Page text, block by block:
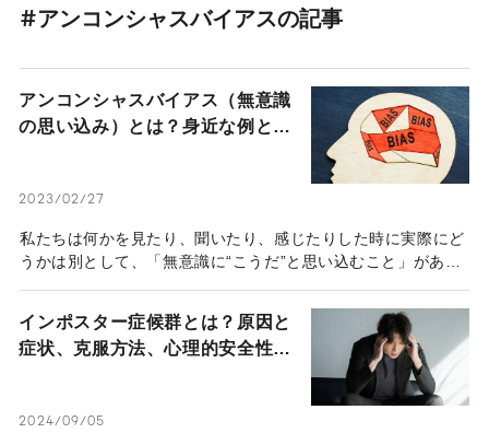
#アンコンシャスバイアスの記事
アンコンシャスバイアス（無意識
の思い込み）とは？身近な例と対
2023/02/27
私たちは何かを見たり、聞いたり、感じたりした時に実際にど
うかは別として、「無意識に“こうだ”と思い込むこと」があり
み）」と呼びます。アンコンシャスバイアスによるネガティブ
な影響に対処するための第一歩は、「意識し、理解する」こと
です。
インポスター症候群とは？原因と
症状、克服方法、心理的安全性と
2024/09/05